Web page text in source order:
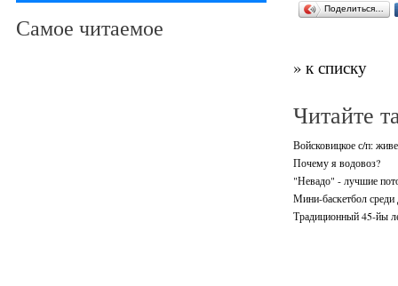
Самое читаемое
Поделиться…
» к списку
Читайте
Войсковицкое с/п:
Почему я водовоз?
"Невадо" - лучшие
Мини-баскетбол среди
Традиционный 45-йы